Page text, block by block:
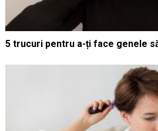
5 trucuri pentru a-ți face genele